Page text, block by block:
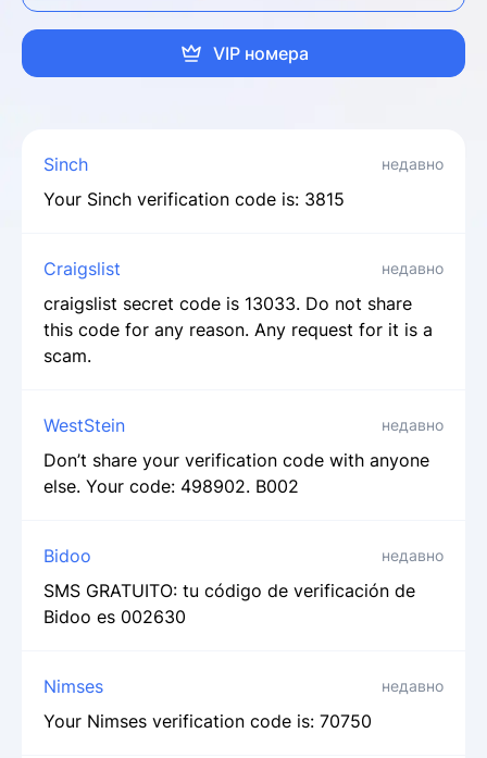
VIP номера
Sinch недавно
Your Sinch verification code is: 3815
Craigslist недавно
craigslist secret code is 13033. Do not share
this code for any reason. Any request for it is a
scam.
WestStein недавно
Don’t share your verification code with anyone
else. Your code: 498902. B002
Bidoo недавно
SMS GRATUITO: tu código de verificación de
Bidoo es 002630
Nimses недавно
Your Nimses verification code is: 70750